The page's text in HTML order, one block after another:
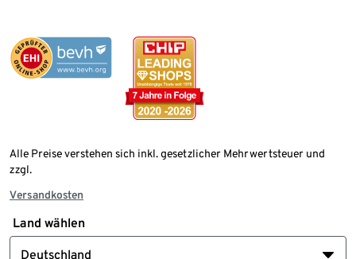
Alle Preise verstehen sich inkl. gesetzlicher Mehrwertsteuer und
zzgl.
Versandkosten
Land wählen
Deutschland